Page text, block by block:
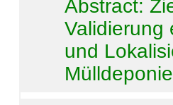
Abstract:
Validierung
und